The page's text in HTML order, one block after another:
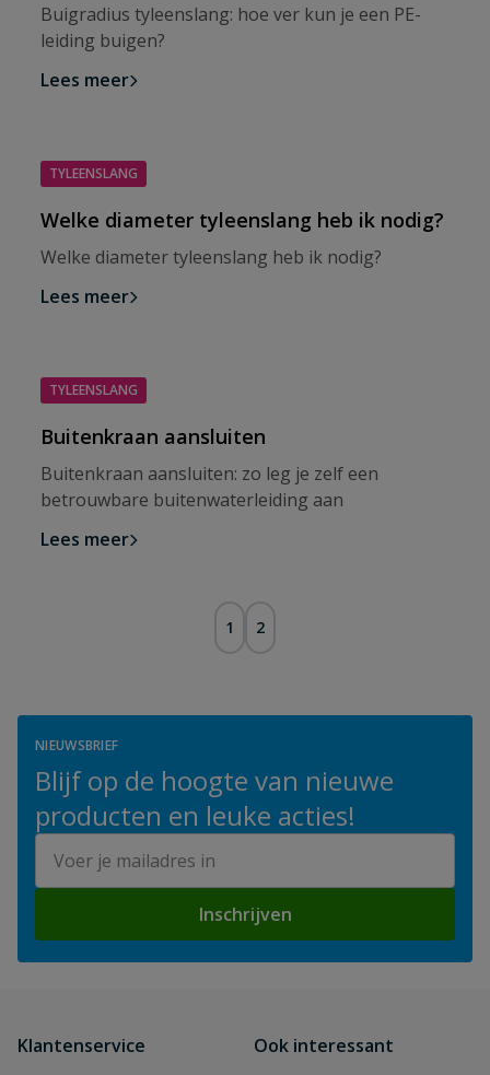
Buigradius tyleenslang: hoe ver kun je een PE-
leiding buigen?
Lees meer
TYLEENSLANG
Welke diameter tyleenslang heb ik nodig?
Welke diameter tyleenslang heb ik nodig?
Lees meer
TYLEENSLANG
Buitenkraan aansluiten
Buitenkraan aansluiten: zo leg je zelf een
betrouwbare buitenwaterleiding aan
Lees meer
1 2
NIEUWSBRIEF
Blijf op de hoogte van nieuwe
producten en leuke acties!
Inschrijven
Klantenservice
Ook interessant